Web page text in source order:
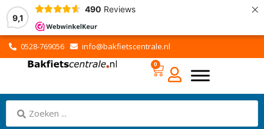
9,1
490 Reviews ×
0528-769056 info@bakfietscentrale.nl
0